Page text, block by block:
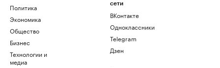
Политика
Экономика
Общество
Бизнес
Технологии и
медиа
сети
ВКонтакте
Одноклассники
Telegram
Дзен